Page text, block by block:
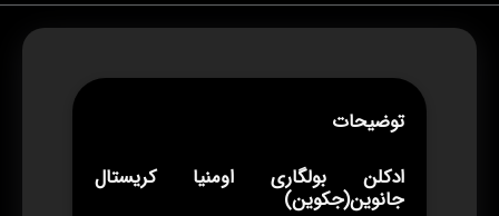
توضیحات
ادکلن بولگاری اومنیا کریستال
جانوین(جکوین)